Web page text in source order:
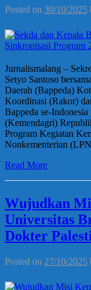
Posted on 30/10/2025
Jurnalismalang –
Setyo Santoso
Daerah (Bappeda)
Koordinasi (Rakor)
Bappeda se-
(Kemendagri)
Program Kegiatan
Nonkementerian
Read More
Wujudkan
Universitas
Dokter
Posted on 27/10/2025